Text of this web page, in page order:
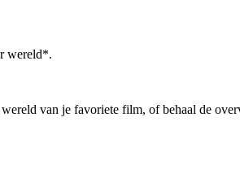
wereld*.
van je favoriete film, of behaal de